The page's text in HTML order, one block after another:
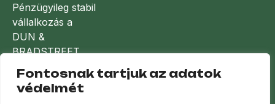
Fontosnak tartjuk az adatok
védelmét
Pénzügyileg stabil
vállalkozás a
DUN &
BRADSTREET
alapján